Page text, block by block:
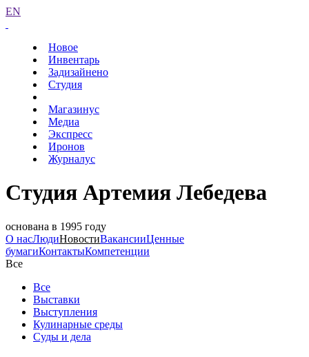
EN
Новое
Инвентарь
Задизайнено
Студия
Магазинус
Медиа
Экспресс
Иронов
Журналус
Студия Артемия Лебедева
основана в 1995 году
О насЛюдиНовостиВакансииЦенные
бумагиКонтактыКомпетенции
Все
Все
Выставки
Выступления
Кулинарные среды
Суды и дела